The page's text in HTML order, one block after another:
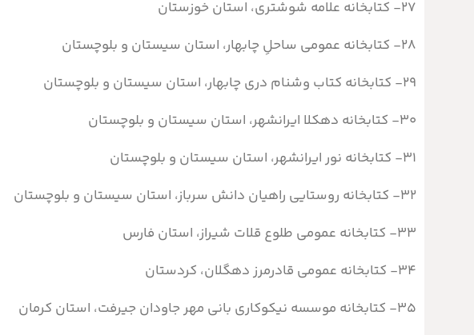
۲۷- كتابخانه علامه شوشتری، استان خوزستان
۲۸- کتابخانه عمومی ساحلِ چابهار، استان سیستان و بلوچستان
۲۹- کتابخانه کتاب وشنام دری چابهار، استان سیستان و بلوچستان
۳۰- کتابخانه دهکلا ایرانشهر، استان سیستان و بلوچستان
۳۱- کتابخانه نور ایرانشهر، استان سیستان و بلوچستان
۳۲- کتابخانه روستایی راهیان دانش سرباز، استان سیستان و بلوچستان
۳۳- کتابخانه عمومی طلوع قلات شیراز، استان فارس
۳۴- کتابخانە عمومی قادرمرز دهگلان، کردستان
۳۵- کتابخانه موسسه نیکوکاری بانی مهر جاودان جیرفت، استان کرمان